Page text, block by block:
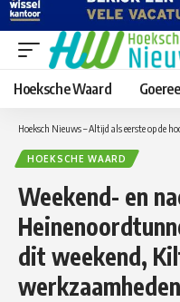
Hoeksche Waard
Hoeksch Nieuws – Altijd als eerste op de
HOEKSCHE WAARD
Weekend- en
dit weekend,